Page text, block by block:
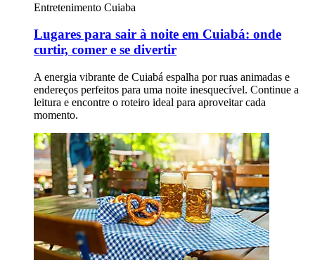
Entretenimento Cuiaba
Lugares para sair à noite em Cuiabá: onde
curtir, comer e se divertir
A energia vibrante de Cuiabá espalha por ruas animadas e
endereços perfeitos para uma noite inesquecível. Continue a
leitura e encontre o roteiro ideal para aproveitar cada
momento.